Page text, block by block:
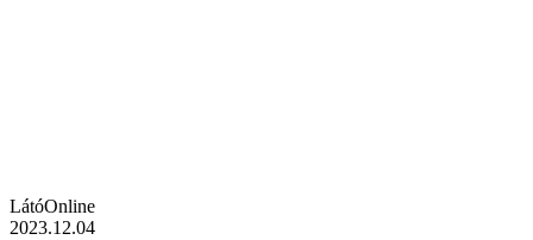
LátóOnline
2023.12.04